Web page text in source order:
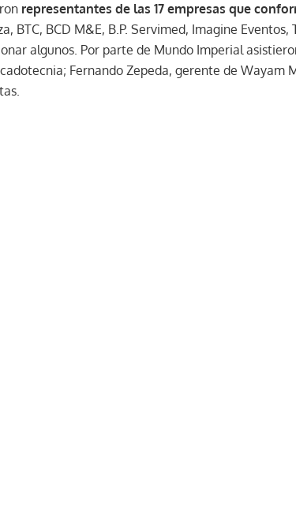
representantes de las 17 empresas que
BTC, BCD M&E, B.P. Servimed, Imagine Eventos,
algunos. Por parte de Mundo Imperial
Fernando Zepeda, gerente de Wayam